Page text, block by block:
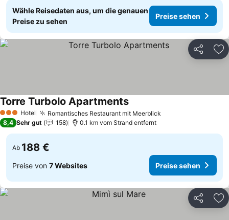
Wähle Reisedaten aus, um die genauen
Preise zu sehen
Preise sehen
Teilen
3 SterneHotel Romantisches Restaurant mit Meerblick
Torre Turbolo ApartmentsPreise sehen
8,4 Sehr gut 158 0.1 km vom Strand entfernt
Ab 188 €
Preise von 7 Websites Preise sehen
Teilen